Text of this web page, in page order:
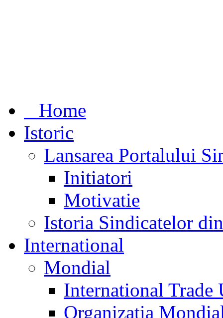
Home
Istoric
Lansarea Portalului
Initiatori
Motivatie
Istoria Sindicatelor
International
Mondial
International Trade
Organizatia